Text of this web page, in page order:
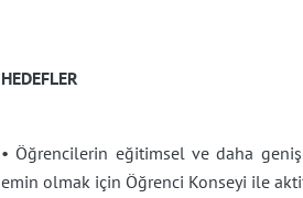
HEDEFLER
• Öğrencilerin eğitimsel ve daha geniş
emin olmak için Öğrenci Konseyi ile